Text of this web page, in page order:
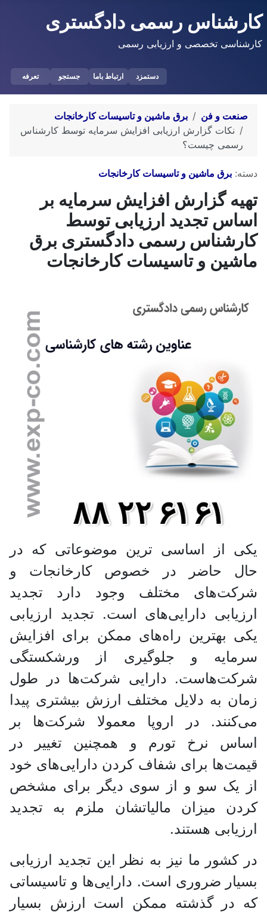
کارشناس رسمی دادگستری
کارشناسی تخصصی و ارزیابی رسمی
دستمزد ارتباط باما جستجو تعرفه
صنعت و فن
برق ماشین و تاسیسات کارخانجات
نکات گزارش ارزیابی افزایش سرمایه توسط کارشناس
رسمی چیست؟
توضیحات
دسته: برق ماشین و تاسیسات کارخانجات
تهیه گزارش افزایش سرمایه بر
اساس تجدید ارزیابی توسط
کارشناس رسمی دادگستری برق
ماشین و تاسیسات کارخانجات
یکی از اساسی ترین موضوعاتی که در
حال حاضر در خصوص کارخانجات و
شرکت‌های مختلف وجود دارد تجدید
ارزیابی دارایی‌های است. تجدید ارزیابی‌
یکی بهترین‌ راه‌های ممکن برای افزایش
سرمایه و جلوگیری از ورشکستگی
شرکت‌هاست. دارایی شرکت‌ها در طول
زمان به دلایل مختلف ارزش بیشتری پیدا
می‌کنند. در اروپا معمولا شرکت‌ها بر
اساس نرخ تورم و همچنین تغییر در
قیمت‌ها برای شفاف کردن دارایی‌های خود
از یک سو و از سوی دیگر برای مشخص
کردن میزان مالیاتشان ملزم به تجدید
ارزیابی هستند.
در کشور ما نیز به نظر این تجدید ارزیابی
بسیار ضروری است. دارایی‌ها و تاسیساتی
که در گذشته ممکن است ارزش بسیار